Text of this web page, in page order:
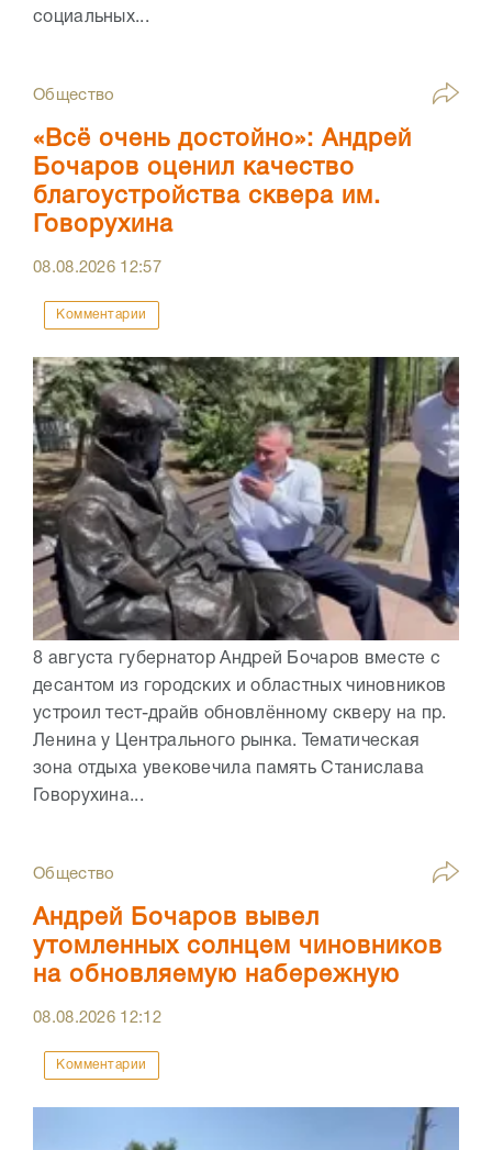
социальных...
Общество
«Всё очень достойно»: Андрей
Бочаров оценил качество
благоустройства сквера им.
Говорухина
08.08.2026 12:57
Комментарии
8 августа губернатор Андрей Бочаров вместе с
десантом из городских и областных чиновников
устроил тест-драйв обновлённому скверу на пр.
Ленина у Центрального рынка. Тематическая
зона отдыха увековечила память Станислава
Говорухина...
Общество
Андрей Бочаров вывел
утомленных солнцем чиновников
на обновляемую набережную
08.08.2026 12:12
Комментарии